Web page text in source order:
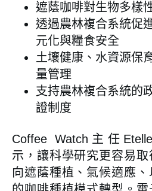
遮蔭咖啡對生物多樣
透過農林複合系統促
元化與糧食安全
土壤健康、水資源保
量管理
支持農林複合系統的
證制度
Coffee Watch主任
示，讓科學研究更容易
向遮蔭種植、氣候適應